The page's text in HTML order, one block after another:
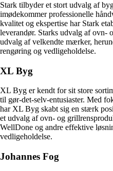
Stark tilbyder et stort udvalg af
imødekommer professionelle
kvalitet og ekspertise har Stark
leverandør. Starks udvalg af ovn-
udvalg af velkendte mærker,
rengøring og vedligeholdelse.
XL Byg
XL Byg er kendt for sit store
til gør-det-selv-entusiaster. Med
har XL Byg skabt sig en stærk
et udvalg af ovn- og
WellDone og andre effektive
vedligeholdelse.
Johannes Fog